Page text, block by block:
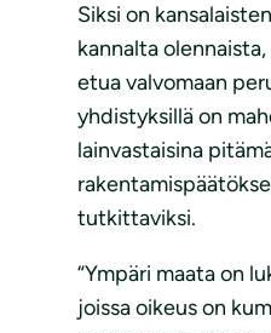
Siksi on
kannalta
etua valvomaan
yhdistyksillä on
lainvastaisina
tutkittaviksi.
“Ympäri maata on
joissa oikeus on